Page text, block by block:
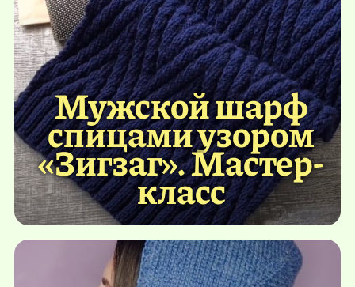
Мужской шарф
спицами узором
«Зигзаг». Мастер-
класс